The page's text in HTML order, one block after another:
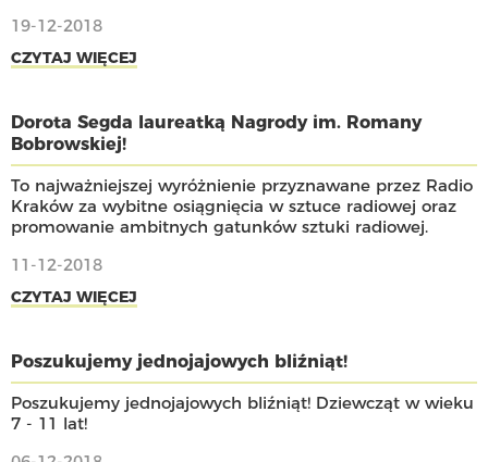
19-12-2018
CZYTAJ WIĘCEJ
Dorota Segda laureatką Nagrody im. Romany
Bobrowskiej!
To najważniejszej wyróżnienie przyznawane przez Radio
Kraków za wybitne osiągnięcia w sztuce radiowej oraz
promowanie ambitnych gatunków sztuki radiowej.
11-12-2018
CZYTAJ WIĘCEJ
Poszukujemy jednojajowych bliźniąt!
Poszukujemy jednojajowych bliźniąt! Dziewcząt w wieku
7 - 11 lat!